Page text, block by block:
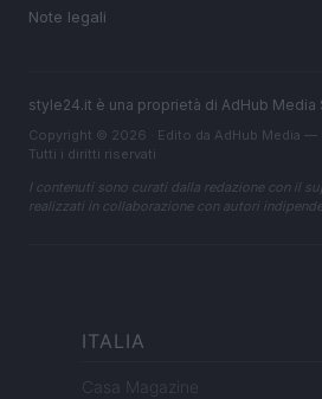
Note legali
style24.it è una proprietà di AdHub Media
Copyright © 2026 · Edito da AdHub Media —
Tutti i diritti riservati
I contenuti sono curati dalla redazione con il
realizzati in collaborazione con autori
ITALIA
Casa Magazine